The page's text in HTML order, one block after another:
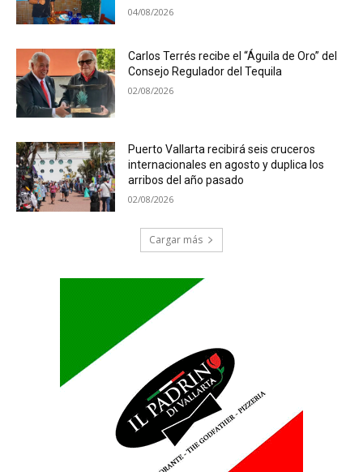
04/08/2026
Carlos Terrés recibe el “Águila de Oro” del
Consejo Regulador del Tequila
02/08/2026
Puerto Vallarta recibirá seis cruceros
internacionales en agosto y duplica los
arribos del año pasado
02/08/2026
Cargar más